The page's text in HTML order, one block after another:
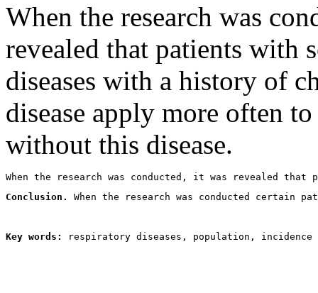
When the research was
revealed that patients
diseases with a history of
disease apply more often
without this disease.
When the research was conducted, it was revealed
Conclusion. When the research was conducted
Key words: respiratory diseases, population, incidence